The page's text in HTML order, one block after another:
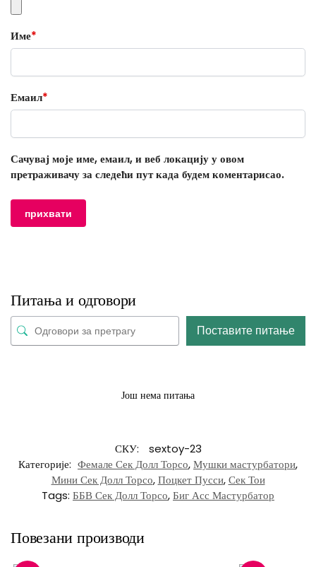
Име*
Емаил*
Сачувај моје име, емаил, и веб локацију у овом
претраживачу за следећи пут када будем коментарисао.
Питања и одговори
Поставите питање
Још нема питања
СКУ:
sextoy-23
Категорије: Фемале Сек Долл Торсо,Мушки мастурбатори,
Мини Сек Долл Торсо,Поцкет Пусси,Сек Тои
Tags: ББВ Сек Долл Торсо,Биг Асс Мастурбатор
Повезани производи